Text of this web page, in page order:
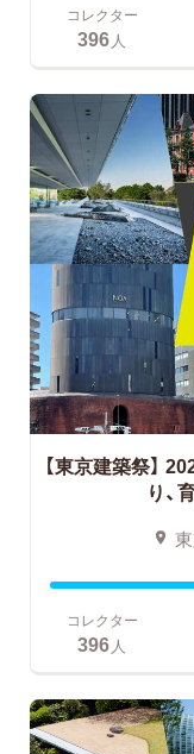
コレクター
396 人
【東京建築祭】
り、
コレクター
396人